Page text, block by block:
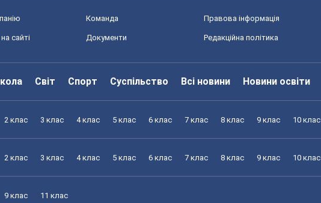
Команда Правова інформація
сайті Документи Редакційна політика
Світ Спорт Суспільство Всі новини Новини освіти
2 клас 3 клас 4 клас 5 клас 6 клас 7 клас 8 клас 9 клас 10 клас
2 клас 3 клас 4 клас 5 клас 6 клас 7 клас 8 клас 9 клас 10 клас
9 клас 11 клас